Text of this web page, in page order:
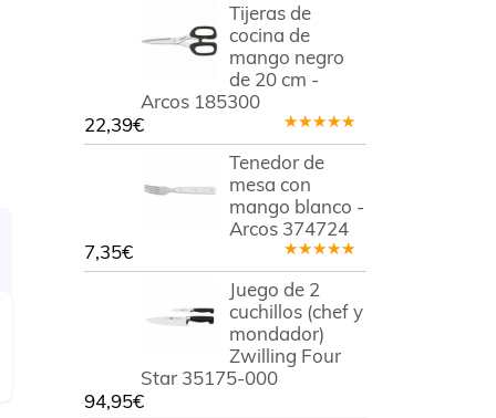
Tijeras de
cocina de
mango negro
de 20 cm -
Arcos 185300
Valorado
en5.00
5
22,39€
Tenedor de
mesa con
mango blanco -
Arcos 374724
Valorado
en 5.00
5
7,35€
Juego de 2
cuchillos (chef y
mondador)
Zwilling Four
Star 35175-000
94,95€